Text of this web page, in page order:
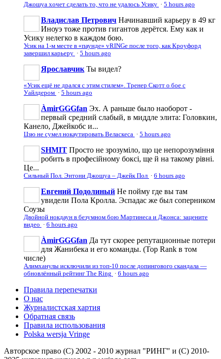
Джошуа хочет сделать то, что не удалось Усику · 5 hours ago
Владислав Петрович Начинавший карьеру в 49 кг
Иноуэ тоже против гигантов дерётся. Ему как и
Усику нелегко в каждом бою.
Усик на 1-м месте в «паунде» vRINGe после того, как Кроуфорд
завершил карьеру · 5 hours ago
Ярославчик Ты видел?
«Усик ещё не дрался с этим стилем». Тренер Скотт о бое с
Уайлдером · 5 hours ago
ÀmirGGGfan Эх. А раньше было наоборот -
первый средний слабый, в миддле элита: Головкин,
Канело, Джейкобс и...
Цзю не сумел нокаутировать Веласкеса · 5 hours ago
SHMIT Просто не зрозуміло, що це непорозуміння
робить в професійному боксі, ще й на такому рівні.
Це...
Сильный Пол. Энтони Джошуа – Джейк Пол · 6 hours ago
Евгений Подолиный Не пойму где вы там
увидели Пола Кролла. Эспадас же был соперником
Соузы
Двойной нокдаун в безумном бою Мартинеса и Джонса: зацените
видео · 6 hours ago
ÀmirGGGfan Да тут скорее репутационные потери
для Жанибека и его команды. (Top Rank в том
числе)
Алимханулы исключили из топ-10 после допингового скандала —
обновлённый рейтинг The Ring · 6 hours ago
Правила перепечатки
О нас
Журналистская хартия
Обратная связь
Правила использования
Polska wersja Vringe
Авторское право (С) 2002 - 2010 журнал "РИНГ" и (С) 2010-